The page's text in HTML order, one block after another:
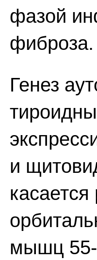
фазой
фиброза.
Генез
и
мышц 55-